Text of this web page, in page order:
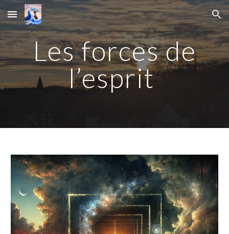
Skip to main content Skip to navigation
Les forces de
l’esprit